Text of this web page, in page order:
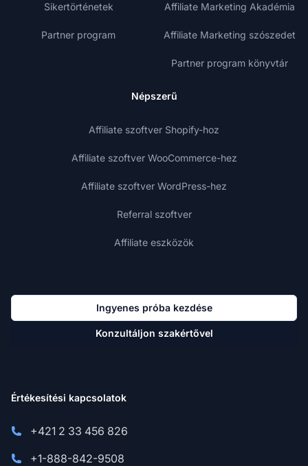
Sikertörténetek
Partner program
Affiliate Marketing Akadémia
Affiliate Marketing szószedet
Partner program könyvtár
Népszerű
Affiliate szoftver Shopify-hoz
Affiliate szoftver WooCommerce-hez
Affiliate szoftver WordPress-hez
Referral szoftver
Affiliate eszközök
Ingyenes próba kezdése
Konzultáljon szakértővel
Értékesítési kapcsolatok
+421 2 33 456 826
+1-888-842-9508